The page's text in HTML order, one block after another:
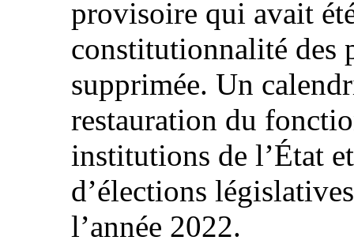
provisoire qui avait
constitutionnalité des
supprimée. Un
restauration du
institutions de l’État
d’élections
l’année 2022.